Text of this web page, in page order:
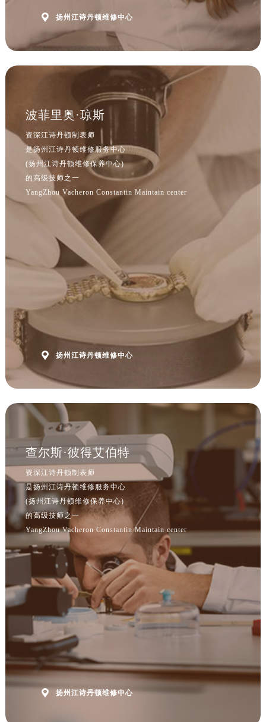
 扬州江诗丹顿维修中心
波菲里奥·琼斯
资深江诗丹顿制表师
是扬州江诗丹顿维修服务中心
(扬州江诗丹顿维修保养中心)
的高级技师之一
YangZhou Vacheron Constantin Maintain center
 扬州江诗丹顿维修中心
查尔斯·彼得艾伯特
资深江诗丹顿制表师
是扬州江诗丹顿维修服务中心
(扬州江诗丹顿维修保养中心)
的高级技师之一
YangZhou Vacheron Constantin Maintain center
 扬州江诗丹顿维修中心